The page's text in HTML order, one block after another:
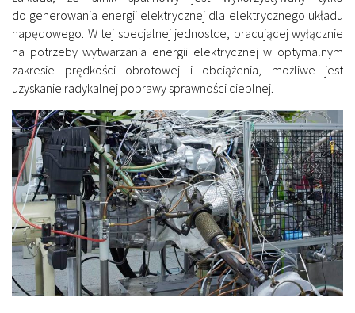
do generowania energii elektrycznej dla elektrycznego układu
napędowego. W tej specjalnej jednostce, pracującej wyłącznie
na potrzeby wytwarzania energii elektrycznej w optymalnym
zakresie prędkości obrotowej i obciążenia, możliwe jest
uzyskanie radykalnej poprawy sprawności cieplnej.